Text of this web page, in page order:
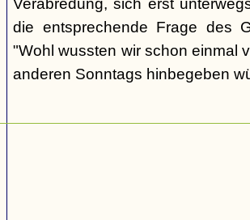
Verabredung, sich erst
die entsprechende Frage des
"Wohl wussten wir schon einmal
anderen Sonntags hinbegeben